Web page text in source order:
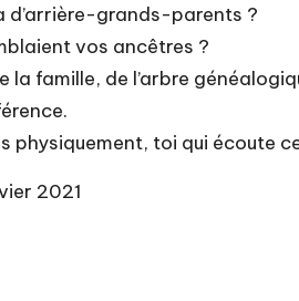
d’arrière-grands-parents ?
vos ancêtres ?
la famille, de l’arbre
physiquement, toi qui écoute
2021